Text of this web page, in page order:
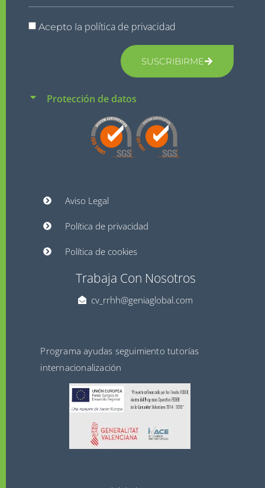
Acepto la política de privacidad
SUSCRIBIRME
Protección de datos
Aviso Legal
Política de privacidad
Política de cookies
Trabaja Con Nosotros
cv_rrhh@geniaglobal.com
Programa ayudas seguimiento tutorías
internacionalización